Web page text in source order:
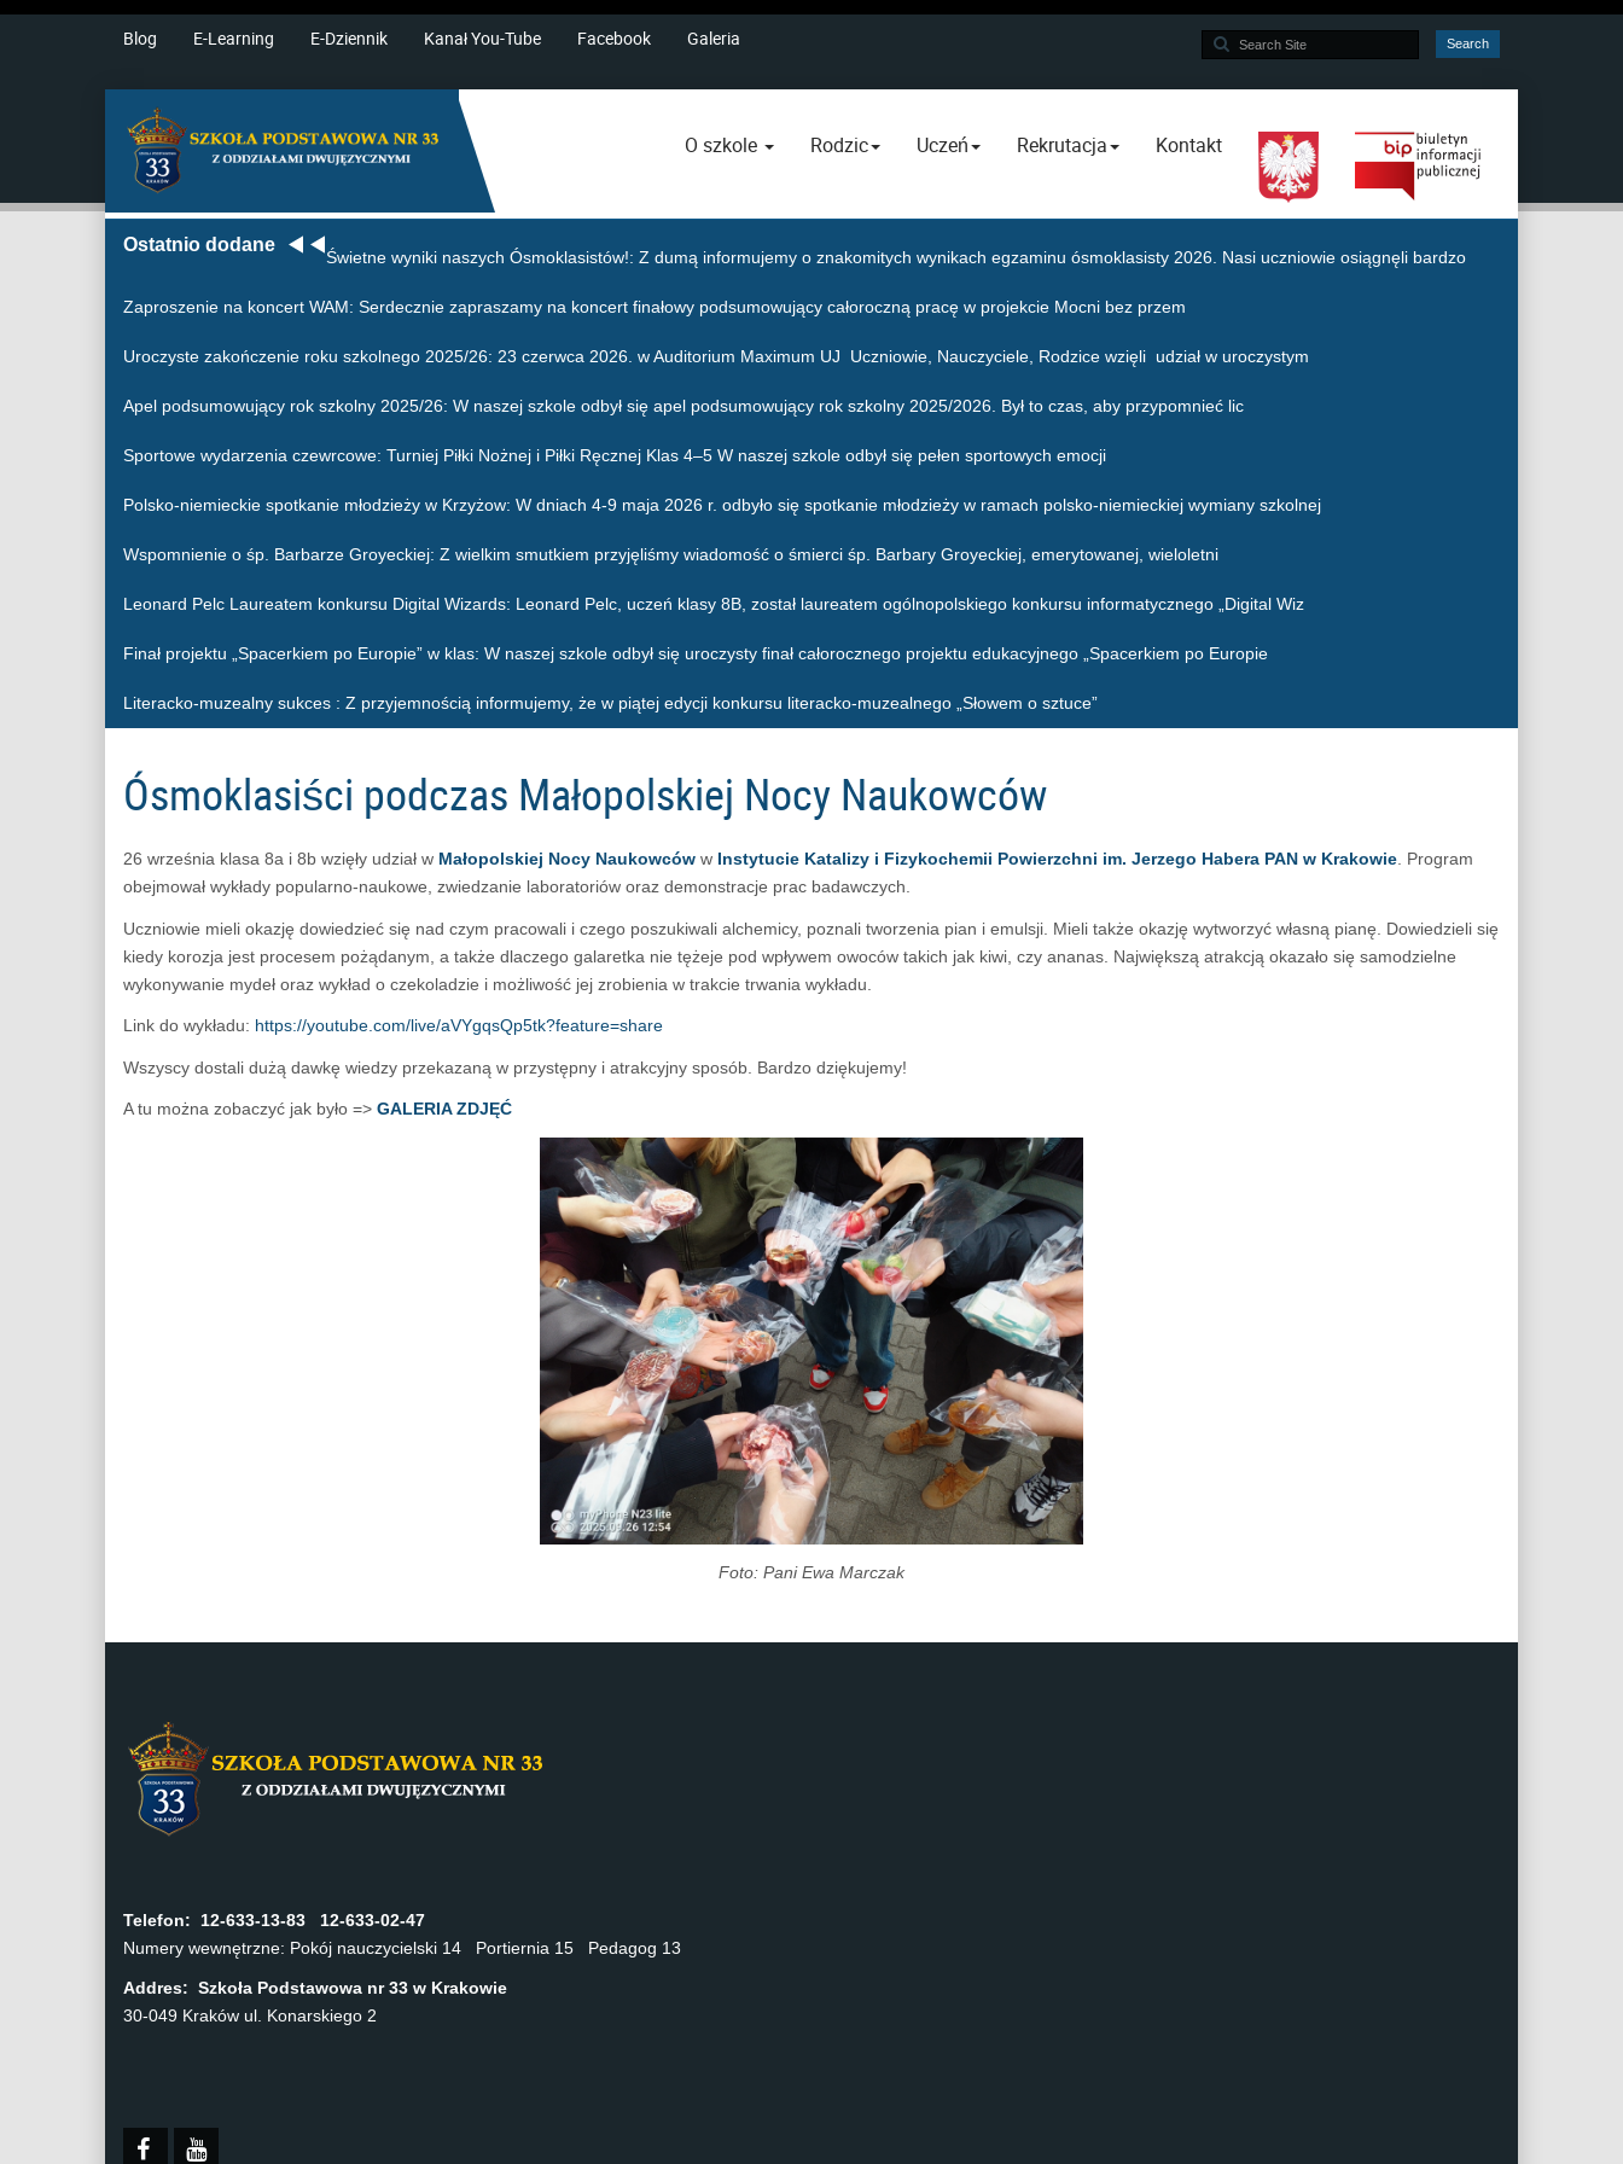
Blog E-Learning E-Dziennik Kanał You-Tube Facebook Galeria
Search
Search
O szkole Rodzic Uczeń Rekrutacja Kontakt
Ostatnio dodane
Świetne wyniki naszych Ósmoklasistów!: Z dumą informujemy o znakomitych wynikach egzaminu ósmoklasisty 2026. Nasi uczniowie osiągnęli bardzo
Zaproszenie na koncert WAM: Serdecznie zapraszamy na koncert finałowy podsumowujący całoroczną pracę w projekcie Mocni bez przem
Uroczyste zakończenie roku szkolnego 2025/26: 23 czerwca 2026. w Auditorium Maximum UJ Uczniowie, Nauczyciele, Rodzice wzięli udział w uroczystym
Apel podsumowujący rok szkolny 2025/26: W naszej szkole odbył się apel podsumowujący rok szkolny 2025/2026. Był to czas, aby przypomnieć lic
Sportowe wydarzenia czewrcowe: Turniej Piłki Nożnej i Piłki Ręcznej Klas 4–5 W naszej szkole odbył się pełen sportowych emocji
Polsko-niemieckie spotkanie młodzieży w Krzyżow: W dniach 4-9 maja 2026 r. odbyło się spotkanie młodzieży w ramach polsko-niemieckiej wymiany szkolnej
Wspomnienie o śp. Barbarze Groyeckiej: Z wielkim smutkiem przyjęliśmy wiadomość o śmierci śp. Barbary Groyeckiej, emerytowanej, wieloletni
Leonard Pelc Laureatem konkursu Digital Wizards: Leonard Pelc, uczeń klasy 8B, został laureatem ogólnopolskiego konkursu informatycznego „Digital Wiz
Finał projektu „Spacerkiem po Europie” w klas: W naszej szkole odbył się uroczysty finał całorocznego projektu edukacyjnego „Spacerkiem po Europie
Literacko-muzealny sukces : Z przyjemnością informujemy, że w piątej edycji konkursu literacko-muzealnego „Słowem o sztuce”
Ósmoklasiści podczas Małopolskiej Nocy Naukowców
26 września klasa 8a i 8b wzięły udział w Małopolskiej Nocy Naukowców w Instytucie Katalizy i Fizykochemii Powierzchni im. Jerzego Habera PAN w Krakowie . Program
obejmował wykłady popularno-naukowe, zwiedzanie laboratoriów oraz demonstracje prac badawczych.
Uczniowie mieli okazję dowiedzieć się nad czym pracowali i czego poszukiwali alchemicy, poznali tworzenia pian i emulsji. Mieli także okazję wytworzyć własną pianę. Dowiedzieli się
kiedy korozja jest procesem pożądanym, a także dlaczego galaretka nie tężeje pod wpływem owoców takich jak kiwi, czy ananas. Największą atrakcją okazało się samodzielne
wykonywanie mydeł oraz wykład o czekoladzie i możliwość jej zrobienia w trakcie trwania wykładu.
Link do wykładu: https://youtube.com/live/aVYgqsQp5tk?feature=share
Wszyscy dostali dużą dawkę wiedzy przekazaną w przystępny i atrakcyjny sposób. Bardzo dziękujemy!
A tu można zobaczyć jak było => GALERIA ZDJĘĆ
Foto: Pani Ewa Marczak
Telefon:
12-633-13-83 12-633-02-47
Numery wewnętrzne: Pokój nauczycielski 14 Portiernia 15 Pedagog 13
Addres: Szkoła Podstawowa nr 33 w Krakowie
30-049 Kraków ul. Konarskiego 2